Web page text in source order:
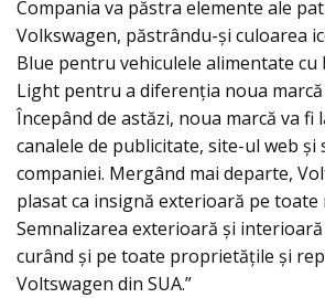
Compania va păstra elemente ale
Volkswagen, păstrându-și culoarea
Blue pentru vehiculele alimentate cu
Light pentru a diferenția noua marcă
Începând de astăzi, noua marcă va fi
canalele de publicitate, site-ul web și
companiei. Mergând mai departe,
plasat ca insignă exterioară pe toate
Semnalizarea exterioară și
curând şi pe toate proprietățile și
Voltswagen din SUA.”